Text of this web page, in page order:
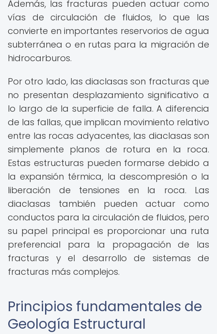
Además, las fracturas pueden actuar como
vías de circulación de fluidos, lo que las
convierte en importantes reservorios de agua
subterránea o en rutas para la migración de
hidrocarburos.
Por otro lado, las diaclasas son fracturas que
no presentan desplazamiento significativo a
lo largo de la superficie de falla. A diferencia
de las fallas, que implican movimiento relativo
entre las rocas adyacentes, las diaclasas son
simplemente planos de rotura en la roca.
Estas estructuras pueden formarse debido a
la expansión térmica, la descompresión o la
liberación de tensiones en la roca. Las
diaclasas también pueden actuar como
conductos para la circulación de fluidos, pero
su papel principal es proporcionar una ruta
preferencial para la propagación de las
fracturas y el desarrollo de sistemas de
fracturas más complejos.
Principios fundamentales de
Geología Estructural